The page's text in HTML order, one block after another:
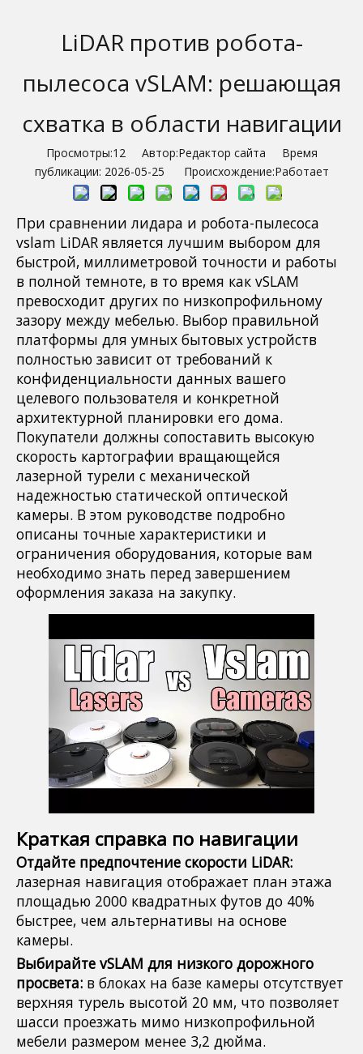
LiDAR против робота-
пылесоса vSLAM: решающая
схватка в области навигации
Просмотры:12Автор:Pедактор сайта Время
публикации: 2026-05-25 Происхождение:Работает
При сравнении лидара и робота-пылесоса
vslam LiDAR является лучшим выбором для
быстрой, миллиметровой точности и работы
в полной темноте, в то время как vSLAM
превосходит других по низкопрофильному
зазору между мебелью. Выбор правильной
платформы для умных бытовых устройств
полностью зависит от требований к
конфиденциальности данных вашего
целевого пользователя и конкретной
архитектурной планировки его дома.
Покупатели должны сопоставить высокую
скорость картографии вращающейся
лазерной турели с механической
надежностью статической оптической
камеры. В этом руководстве подробно
описаны точные характеристики и
ограничения оборудования, которые вам
необходимо знать перед завершением
оформления заказа на закупку.
Краткая справка по навигации
Отдайте предпочтение скорости LiDAR:
лазерная навигация отображает план этажа
площадью 2000 квадратных футов до 40%
быстрее, чем альтернативы на основе
камеры.
Выбирайте vSLAM для низкого дорожного
просвета: в блоках на базе камеры отсутствует
верхняя турель высотой 20 мм, что позволяет
шасси проезжать мимо низкопрофильной
мебели размером менее 3,2 дюйма.